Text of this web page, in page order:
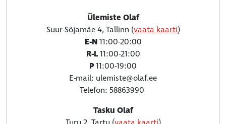
Ülemiste Olaf
Suur-Sõjamäe 4, Tallinn (vaata kaarti)
E-N11:00-20:00
R-L11:00-21:00
P11:00-19:00
E-mail: ulemiste@olaf.ee
Telefon: 58863990
Tasku Olaf